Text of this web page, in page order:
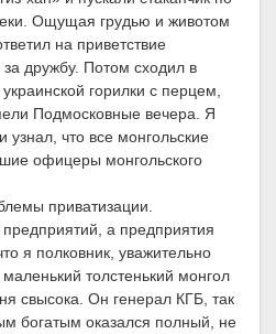
Ощущая грудью и животом
на приветствие
дружбу. Потом сходил в
горилки с перцем,
Подмосковные вечера. Я
что все монгольские
офицеры монгольского
приватизации.
а предприятия
я полковник, уважительно
толстенький монгол
свысока. Он генерал КГБ, так
богатым оказался полный, не